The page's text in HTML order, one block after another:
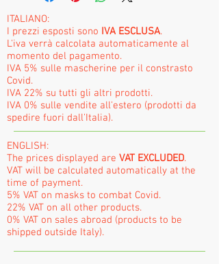
ITALIANO:
I prezzi esposti sono IVA ESCLUSA.
L'iva verrà calcolata automaticamente al
momento del pagamento.
IVA 5% sulle mascherine per il constrasto
Covid.
IVA 22% su tutti gli altri prodotti.
IVA 0% sulle vendite all'estero (prodotti da
spedire fuori dall'Italia).
ENGLISH:
The prices displayed are VAT EXCLUDED.
VAT will be calculated automatically at the
time of payment.
5% VAT on masks to combat Covid.
22% VAT on all other products.
0% VAT on sales abroad (products to be
shipped outside Italy).